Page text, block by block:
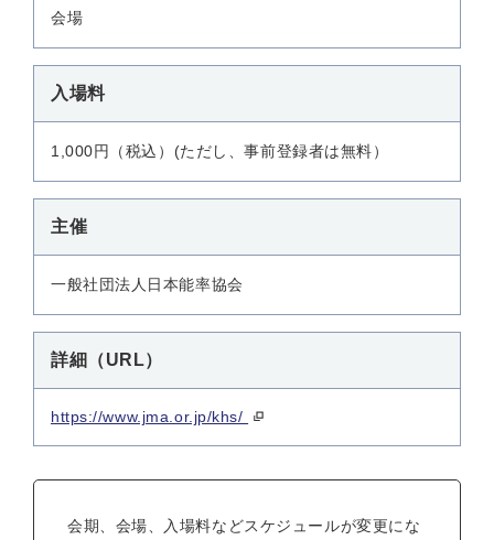
会場
入場料
1,000円（税込）(ただし、事前登録者は無料）
主催
一般社団法人日本能率協会
詳細（URL）
https://www.jma.or.jp/khs/
会期、会場、入場料などスケジュールが変更にな